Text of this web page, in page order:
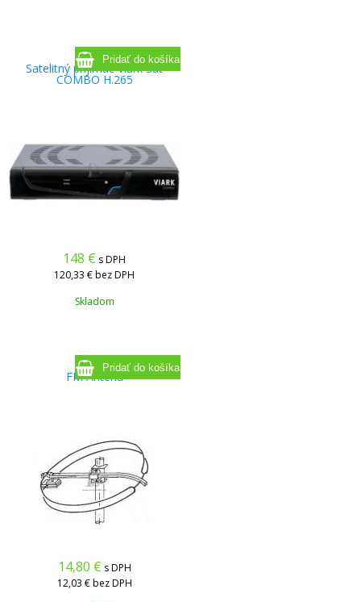
Satelitný prijímač Viark Sat
COMBO H.265
148 € s DPH
120,33 €bez DPH
Skladom
FM Anténa
14,80 € s DPH
12,03 € bez DPH